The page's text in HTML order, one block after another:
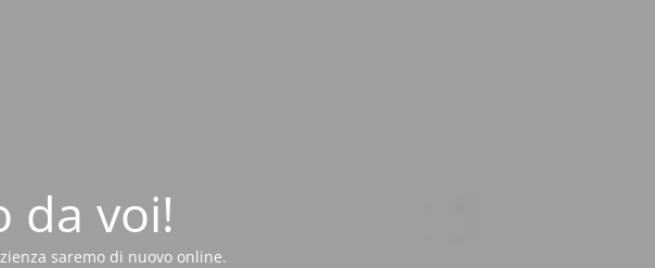
da voi!
saremo di nuovo online.